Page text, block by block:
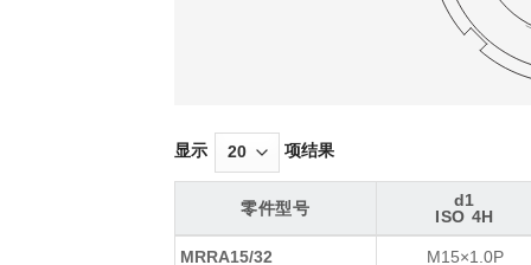
显示 项结果
零件型号
d1
ISO 4H
ISO 4H
MRRA15/32 M15×1.0P